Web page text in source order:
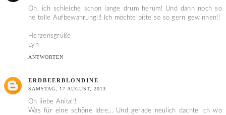
Oh, ich schleiche schon lange drum herum! Und dann noch so
ne tolle Aufbewahrung!!! Ich möchte bitte so so gern gewinnen!!
Herzensgrüße
Lyn
ANTWORTEN
ERDBEERBLONDINE
SAMSTAG, 17 AUGUST, 2013
Oh liebe Anita!!!
Was für eine schöne Idee... Und gerade neulich dachte ich wo